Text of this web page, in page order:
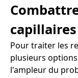
capillaires
Pour traiter les
plusieurs
l'ampleur du